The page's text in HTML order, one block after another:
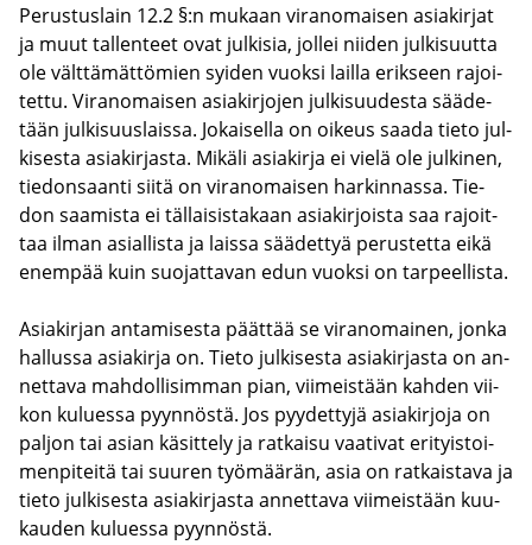
Pe­rus­tus­lain 12.2 §:n mu­kaan vi­ran­omai­sen asia­kir­jat
ja muut tal­len­teet ovat jul­ki­sia, jol­lei nii­den jul­ki­suut­ta
ole vält­tä­mät­tö­mien syi­den vuok­si lail­la erik­seen ra­joi­
tet­tu. Vi­ran­omai­sen asia­kir­jo­jen jul­ki­suu­des­ta sää­de­
tään jul­ki­suus­lais­sa. Jo­kai­sel­la on oi­keus saada tieto jul­
ki­ses­ta asia­kir­jas­ta. Mi­kä­li asia­kir­ja ei vielä ole jul­ki­nen,
tie­don­saan­ti siitä on vi­ran­omai­sen har­kin­nas­sa. Tie­
don saa­mis­ta ei täl­lai­sis­ta­kaan asia­kir­jois­ta saa ra­joit­
taa ilman asial­lis­ta ja lais­sa sää­det­tyä pe­rus­tet­ta eikä
enem­pää kuin suo­jat­ta­van edun vuok­si on tar­peel­lis­ta.
Asia­kir­jan an­ta­mi­ses­ta päät­tää se vi­ran­omai­nen, jonka
hal­lus­sa asia­kir­ja on. Tieto jul­ki­ses­ta asia­kir­jas­ta on an­
net­ta­va mah­dol­li­sim­man pian, vii­meis­tään kah­den vii­
kon ku­lues­sa pyyn­nös­tä. Jos pyy­det­ty­jä asia­kir­jo­ja on
pal­jon tai asian kä­sit­te­ly ja rat­kai­su vaa­ti­vat eri­tyis­toi­
men­pi­tei­tä tai suu­ren työ­mää­rän, asia on rat­kais­ta­va ja
tieto jul­ki­ses­ta asia­kir­jas­ta an­net­ta­va vii­meis­tään kuu­
kau­den ku­lues­sa pyyn­nös­tä.